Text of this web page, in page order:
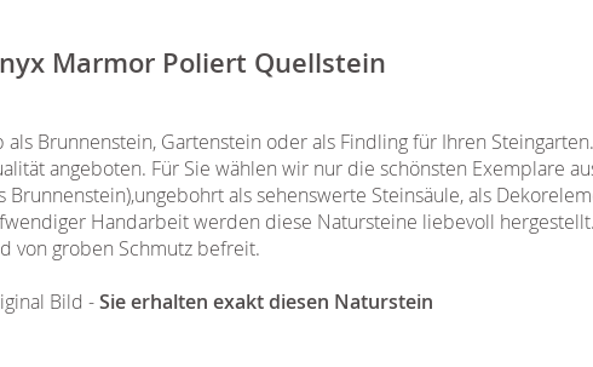
Marmor Poliert Quellstein
als Brunnenstein, Gartenstein oder als Findling für Ihren
angeboten. Für Sie wählen wir nur die schönsten Exemplare
Brunnenstein),ungebohrt als sehenswerte Steinsäule, als
Handarbeit werden diese Natursteine liebevoll
von groben Schmutz befreit.
Bild -Sie erhalten exakt diesen Naturstein